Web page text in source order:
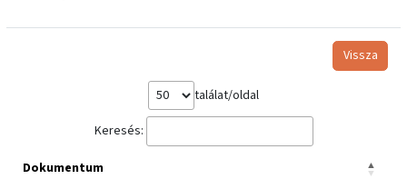
Vissza
találat/oldal
Keresés:
Dokumentum